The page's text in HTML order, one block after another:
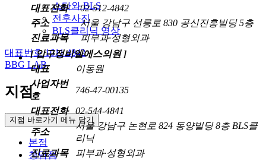
스타와 BLS
전후사진
BLS클리닉 영상
대표번호 1611.4842
BBG LAB
지점
지점 바로가기 메뉴 닫기
본점
청담점
대표전화
02-512-4842
주소
서울 강남구 선릉로 830 공신진흥빌딩 5층
진료과목
피부과·성형외과
[ 압구정비엘에스의원 ]
대표
이동원
사업자번
호
746-47-00135
대표전화 02-544-4841
주소
서울 강남구 논현로 824 동양빌딩 8층 BLS클
리닉
진료과목
피부과·성형외과